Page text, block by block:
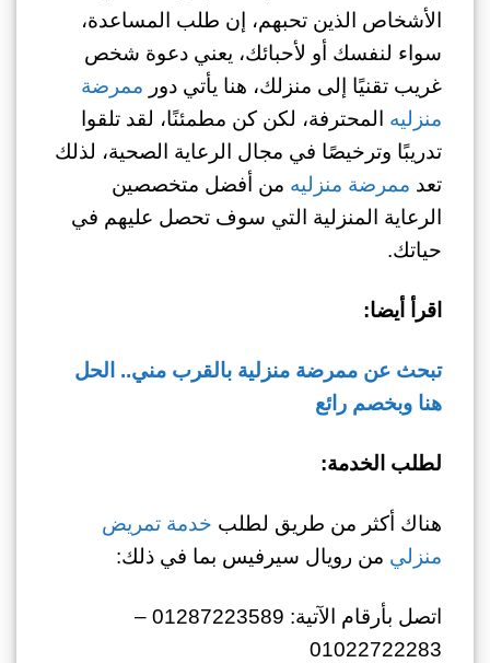
الأشخاص الذين تحبهم، إن طلب المساعدة،
سواء لنفسك أو لأحبائك، يعني دعوة شخص
غريب تقنيًا إلى منزلك، هنا يأتي دور ممرضة
منزليه المحترفة، لكن كن مطمئنًا، لقد تلقوا
تدريبًا وترخيصًا في مجال الرعاية الصحية، لذلك
تعد ممرضة منزليه من أفضل متخصصين
الرعاية المنزلية التي سوف تحصل عليهم في
حياتك.
اقرأ أيضا:
تبحث عن ممرضة منزلية بالقرب مني.. الحل
هنا وبخصم رائع
لطلب الخدمة:
هناك أكثر من طريق لطلب خدمة تمريض
منزلي من رويال سيرفيس بما في ذلك:
اتصل بأرقام الآتية: 01287223589 –
01022722283